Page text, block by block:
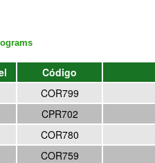
Código
COR799
CPR702
COR780
COR759